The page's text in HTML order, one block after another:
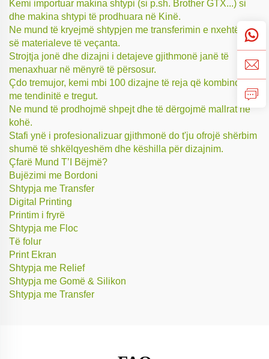
Kemi importuar makina shtypi (si p.sh. Brother GTX...) si
dhe makina shtypi të prodhuara në Kinë.
Ne mund të kryejmë shtypjen me transferimin e nxehtësisë
së materialeve të veçanta.
Strojtja jonë dhe dizajni i detajeve gjithmonë janë të
menaxhuar në mënyrë të përsosur.
Çdo tremujor, kemi mbi 100 dizajne të reja që kombinojnë
me tendinitë e tregut.
Ne mund të prodhojmë shpejt dhe të dërgojmë mallrat në
kohë.
Stafi ynë i profesionalizuar gjithmonë do t'ju ofrojë shërbim
shumë të shkëlqyeshëm dhe këshilla për dizajnim.
Çfarë Mund T’I Bëjmë?
Bujëzimi me Bordoni
Shtypja me Transfer
Digital Printing
Printim i fryrë
Shtypja me Floc
Të folur
Print Ekran
Shtypja me Relief
Shtypja me Gomë & Silikon
Shtypja me Transfer